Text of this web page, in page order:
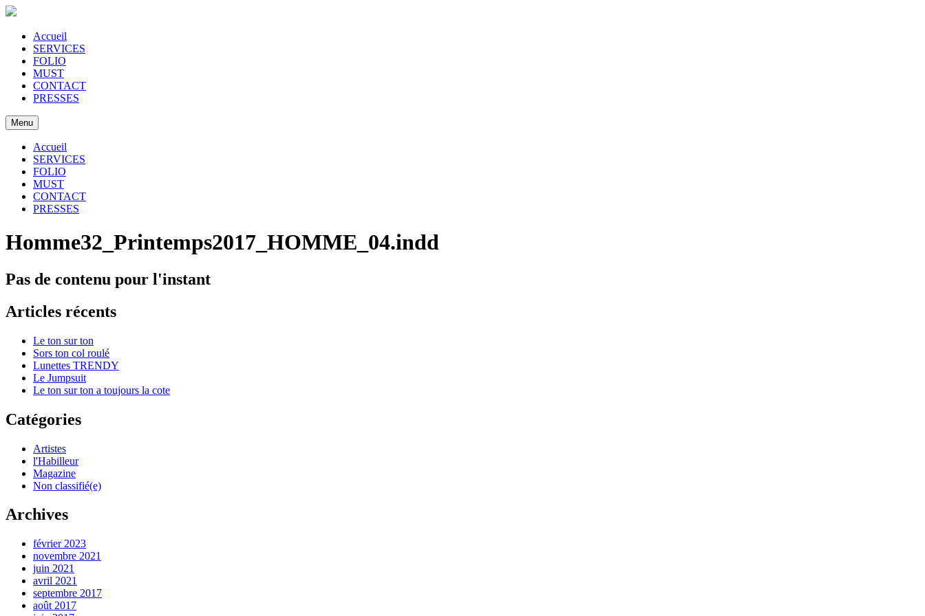
Accueil
SERVICES
FOLIO
MUST
CONTACT
PRESSES
Menu
Accueil
SERVICES
FOLIO
MUST
CONTACT
PRESSES
Homme32_Printemps2017_HOMME_04.indd
Pas de contenu pour l'instant
Articles récents
Le ton sur ton
Sors ton col roulé
Lunettes TRENDY
Le Jumpsuit
Le ton sur ton a toujours la cote
Catégories
Artistes
l'Habilleur
Magazine
Non classifié(e)
Archives
février 2023
novembre 2021
juin 2021
avril 2021
septembre 2017
août 2017